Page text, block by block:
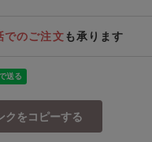
でのご注文も承ります
クをコピーする